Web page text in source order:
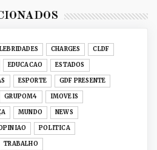
CULTURA, DIPLOM...
gastronômicas à 33ª
com recei...
Junho 15, 2026
ACERVO DIGITAL
O Pasquim ganha novas
digitais e...
Junho 14, 2026
CHARGES CLDF
EDUCACAO ESTADOS
ESPORTE GDF PRESENTE
GRUPOM4 IMOVEIS
MUNDO NEWS
POLITICA
TRABALHO